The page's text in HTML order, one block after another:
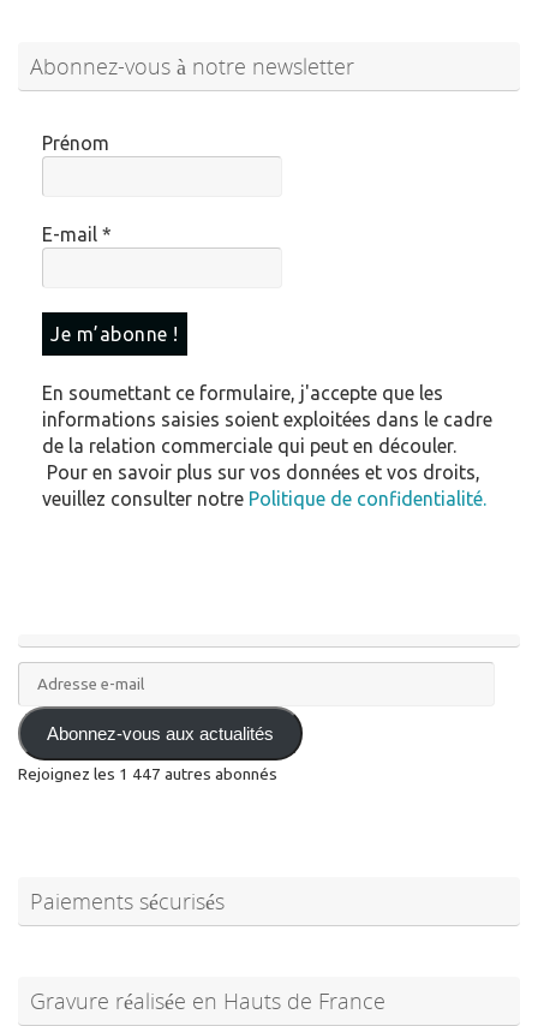
Abonnez-vous à notre newsletter
Prénom
E-mail *
En soumettant ce formulaire, j'accepte que les
informations saisies soient exploitées dans le cadre
de la relation commerciale qui peut en découler.
Pour en savoir plus sur vos données et vos droits,
veuillez consulter notre Politique de confidentialité.
Adresse
e-
mail Abonnez-vous aux actualités
Rejoignez les 1 447 autres abonnés
Paiements sécurisés
Gravure réalisée en Hauts de France